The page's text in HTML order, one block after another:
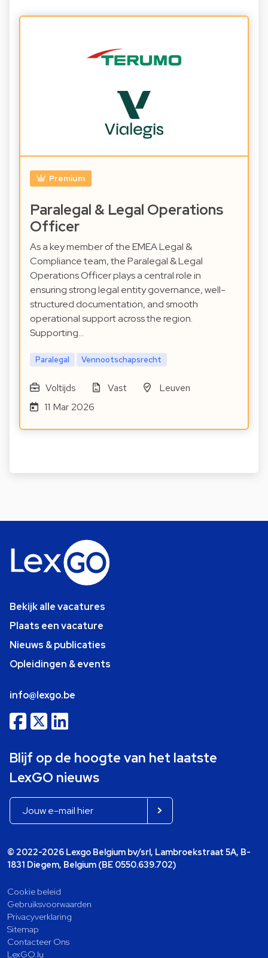
Premium
Paralegal & Legal Operations
Officer
As a key member of the EMEA Legal &
Compliance team, the Paralegal & Legal
Operations Officer plays a central role in
ensuring strong legal entity governance, well-
structured documentation, and smooth
operational support across the region.
Supporting…
Paralegal Vennootschapsrecht
Voltijds Vast
Leuven
11 Mar 2026
Bekijk alle vacatures
Plaats een vacature
Nieuws & publicaties
Opleidingen & events
info@lexgo.be
Blijf op de hoogte van het laatste
LexGO nieuws
© 2022-2026 Lexgo Belgium bv/srl, Lambroekstraat 5A, B-
1831 Diegem, Belgium (BE 0550.639.702)
Cookie beleid
Gebruiksvoorwaarden
Privacyverklaring
Sitemap
Contacteer Ons
LexGO.lu